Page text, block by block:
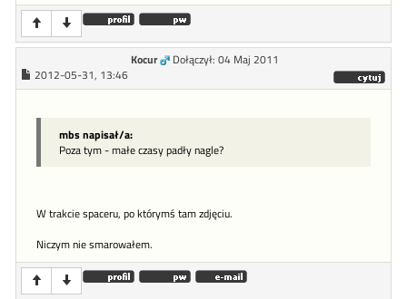
Kocur
Dołączył: 04 Maj 2011
2012-05-31, 13:46
mbs napisał/a:
Poza tym - małe czasy padły nagle?
W trakcie spaceru, po którymś tam zdjęciu.
Niczym nie smarowałem.